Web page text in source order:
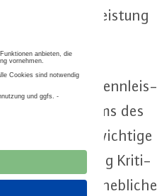
der Ge­währ­leis­tung
einer Net­to-Nenn­leis­
des
die eine wichtige
Be­ein­träch­ti­gung Kri­ti­
und er­heb­li­che